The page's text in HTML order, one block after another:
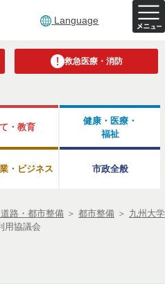
Language
救急医療・消防
・教育
健康・医療・
福祉
・ビジネス 市政全般
路・都市整備 ＞ 都市整備 ＞ 九州大学
用協議会